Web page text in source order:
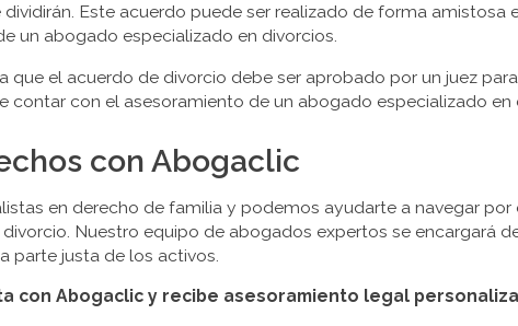
Este acuerdo puede ser realizado de forma amistosa
un abogado especializado en divorcios.
que el acuerdo de divorcio debe ser aprobado por un juez
contar con el asesoramiento de un abogado especializado en
con Abogaclic
en derecho de familia y podemos ayudarte a navegar
Nuestro equipo de abogados expertos se encargará
parte justa de los activos.
con Abogaclic y recibe asesoramiento legal